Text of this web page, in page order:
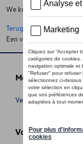
We kunnen de pagina,
Terug naar de startpagina
Een vraag ?
Meer info
Volg Ons